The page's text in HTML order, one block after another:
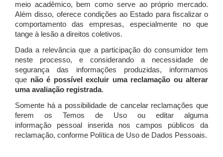
meio acadêmico, bem como serve ao próprio mercado.
Além disso, oferece condições ao Estado para fiscalizar o
comportamento das empresas, especialmente no que
tange à lesão a direitos coletivos.
Dada a relevância que a participação do consumidor tem
neste processo, e considerando a necessidade de
segurança das informações produzidas, informamos
que não é possível excluir uma reclamação ou alterar
uma avaliação registrada.
Somente há a possibilidade de cancelar reclamações que
ferem os Temos de Uso ou editar alguma
informação pessoal inserida nos campos públicos da
reclamação, conforme Política de Uso de Dados Pessoais.